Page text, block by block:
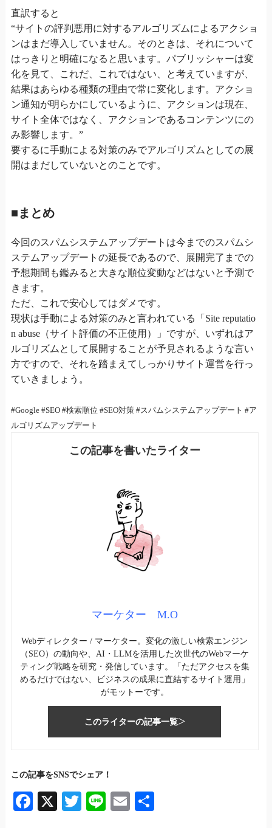
直訳すると
“サイトの評判悪用に対するアルゴリズムによるアクショ
ンはまだ導入していません。そのときは、それについて
はっきりと明確になると思います。パブリッシャーは変
化を見て、これだ、これではない、と考えていますが、
結果はあらゆる種類の理由で常に変化します。アクショ
ン通知が明らかにしているように、アクションは現在、
サイト全体ではなく、アクションであるコンテンツにの
み影響します。”
要するに手動による対策のみでアルゴリズムとしての展
開はまだしていないとのことです。
■まとめ
今回のスパムシステムアップデートは今までのスパムシ
ステムアップデートの延長であるので、展開完了までの
予想期間も鑑みると大きな順位変動などはないと予測で
きます。
ただ、これで安心してはダメです。
現状は手動による対策のみと言われている「Site reputatio
n abuse（サイト評価の不正使用）」ですが、いずれはア
ルゴリズムとして展開することが予見されるような言い
方ですので、それを踏まえてしっかりサイト運営を行っ
ていきましょう。
#Google #SEO #検索順位 #SEO対策 #スパムシステムアップデート #ア
ルゴリズムアップデート
マーケター M.O
Webディレクター / マーケター。変化の激しい検索エンジン
（SEO）の動向や、AI・LLMを活用した次世代のWebマーケ
ティング戦略を研究・発信しています。「ただアクセスを集
めるだけではない、ビジネスの成果に直結するサイト運用」
がモットーです。
このライターの記事一覧
この記事をSNSでシェア！
Fa X
T
Li
E